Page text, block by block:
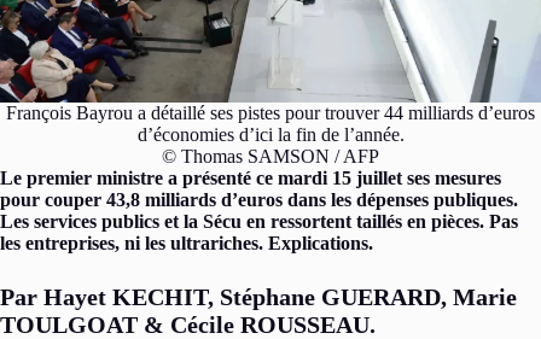
François Bayrou a détaillé ses pistes pour trouver 44 milliards d’euros
d’économies d’ici la fin de l’année.
© Thomas SAMSON / AFP
Le premier ministre a présenté ce mardi 15 juillet ses mesures
pour couper 43,8 milliards d’euros dans les dépenses publiques.
Les services publics et la Sécu en ressortent taillés en pièces. Pas
les entreprises, ni les ultrariches. Explications.
Par Hayet KECHIT, Stéphane GUERARD, Marie
TOULGOAT & Cécile ROUSSEAU.